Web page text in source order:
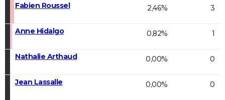
Fabien Roussel 2,46% 3
Anne Hidalgo 0,82% 1
Nathalie Arthaud 0,00% 0
Jean Lassalle 0,00% 0